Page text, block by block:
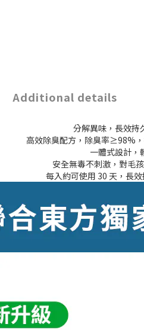
Additional details
分解異味，長效持
高效除臭配方，除臭率≥98%​
一體式設計，
安全無毒不刺激，對毛
每入約可使用 30 天，長